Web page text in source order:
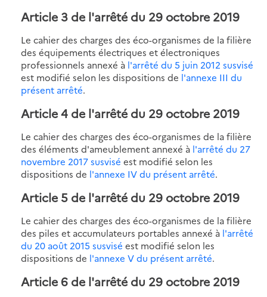
Article 3 de l'arrêté du 29 octobre 2019
Le cahier des charges des éco-organismes de la filière
des équipements électriques et électroniques
professionnels annexé à l'arrêté du 5 juin 2012 susvisé
est modifié selon les dispositions de l'annexe III du
présent arrêté.
Article 4 de l'arrêté du 29 octobre 2019
Le cahier des charges des éco-organismes de la filière
des éléments d'ameublement annexé à l'arrêté du 27
novembre 2017 susvisé est modifié selon les
dispositions de l'annexe IV du présent arrêté.
Article 5 de l'arrêté du 29 octobre 2019
Le cahier des charges des éco-organismes de la filière
des piles et accumulateurs portables annexé à l'arrêté
du 20 août 2015 susvisé est modifié selon les
dispositions de l'annexe V du présent arrêté.
Article 6 de l'arrêté du 29 octobre 2019